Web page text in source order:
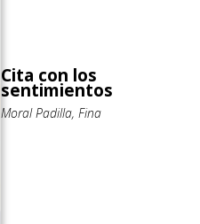
Cita con los
sentimientos
Moral Padilla, Fina